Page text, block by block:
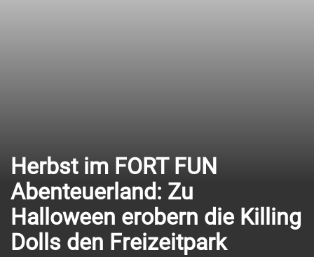
Herbst im FORT FUN
Abenteuerland: Zu
Halloween erobern die Killing
Dolls den Freizeitpark